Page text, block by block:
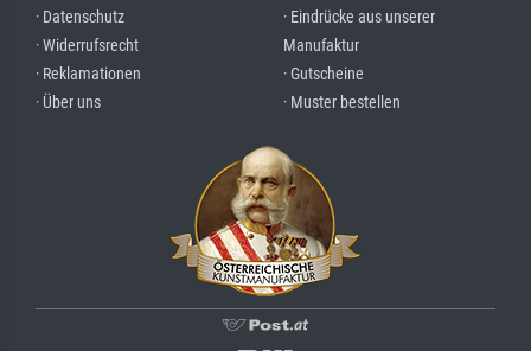
· Datenschutz
· Widerrufsrecht
· Reklamationen
· Über uns
· Eindrücke aus unserer
Manufaktur
· Gutscheine
· Muster bestellen